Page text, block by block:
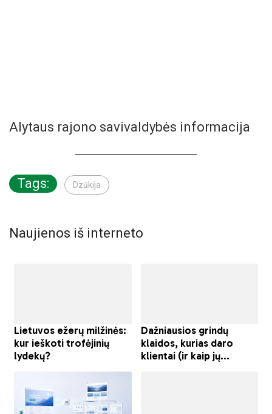
Alytaus rajono savivaldybės informacija
Tags: Dzūkija
Naujienos iš interneto